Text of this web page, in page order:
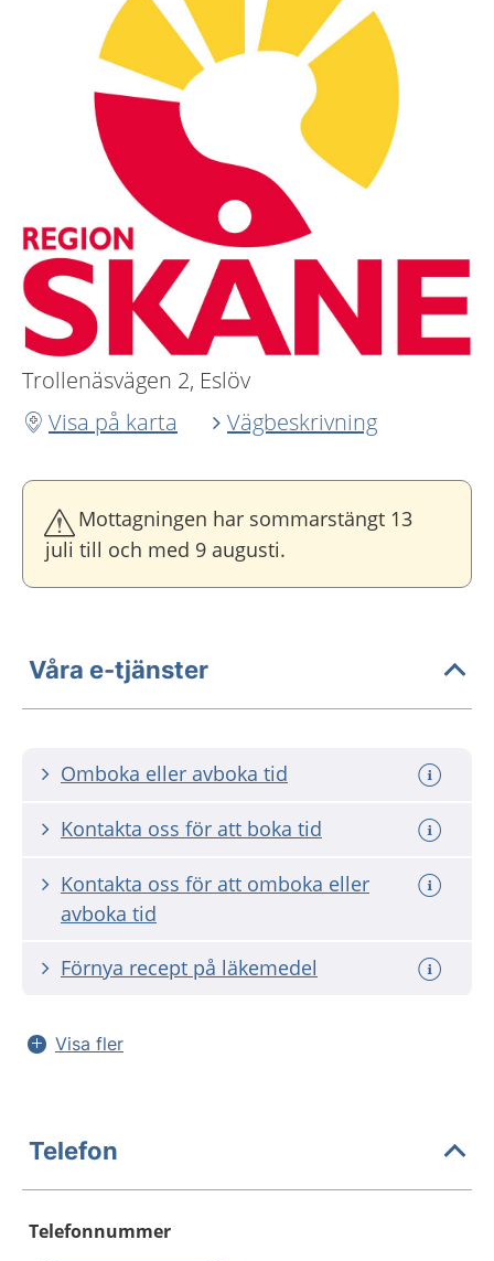
Trollenäsvägen 2, Eslöv
Visa på karta
Vägbeskrivning
Mottagningen har sommarstängt 13
juli till och med 9 augusti.
Våra e-tjänster
Omboka eller avboka tid
Kontakta oss för att boka tid
Kontakta oss för att omboka eller
avboka tid
Förnya recept på läkemedel
Visa fler
Telefon
Telefonnummer